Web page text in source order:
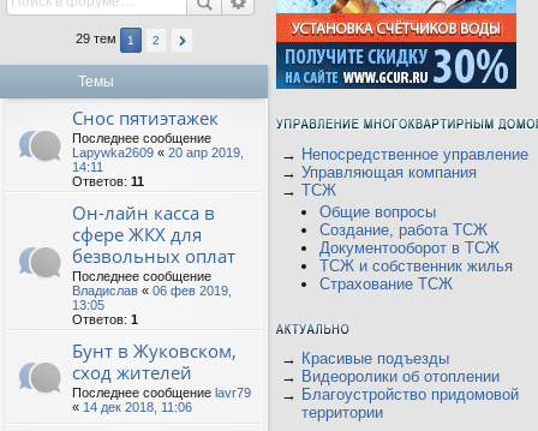
29 тем 1 2
Темы
Снос пятиэтажек
Последнее сообщение
Lapywka2609 « 20 апр 2019,
14:11
Ответов: 11
Он-лайн касса в
сфере ЖКХ для
безвольных оплат
Последнее сообщение
Владислав « 06 фев 2019,
13:05
Ответов: 1
Бунт в Жуковском,
сход жителей
Последнее сообщение lavr79
« 14 дек 2018, 11:06
→ Непосредственное управление
→ Управляющая компания
→ ТСЖ
Общие вопросы
Создание, работа ТСЖ
Документооборот в ТСЖ
ТСЖ и собственник жилья
Страхование ТСЖ
→ Красивые подъезды
→ Видеоролики об отоплении
→ Благоустройство придомовой
территории